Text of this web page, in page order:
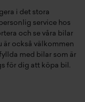
i det stora
service hos
och se våra bilar
är också välkommen
med bilar som är
för dig att köpa bil.